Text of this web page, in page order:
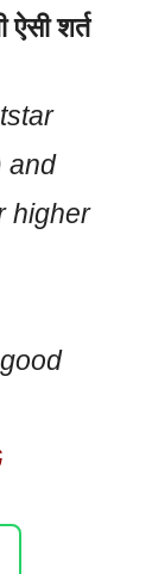
शर्त
and
higher